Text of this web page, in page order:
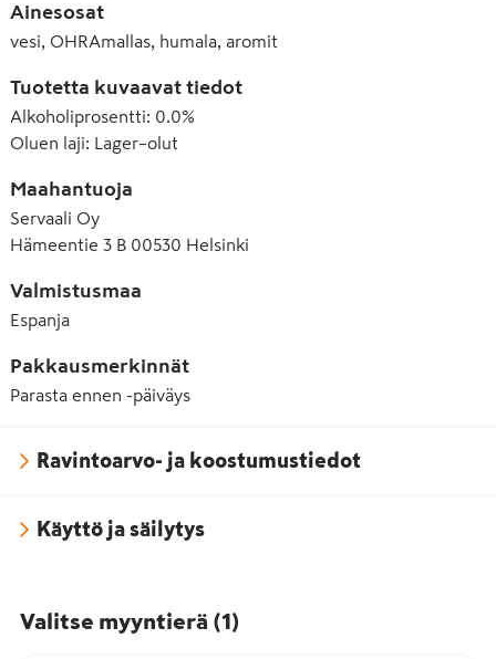
Ainesosat
vesi, OHRAmallas, humala, aromit
Tuotetta kuvaavat tiedot
Alkoholiprosentti: 0.0%
Oluen laji: Lager–olut
Maahantuoja
Servaali Oy
Hämeentie 3 B 00530 Helsinki
Valmistusmaa
Espanja
Pakkausmerkinnät
Parasta ennen -päiväys
Ravintoarvo- ja koostumustiedot
Käyttö ja säilytys
Valitse myyntierä (1)